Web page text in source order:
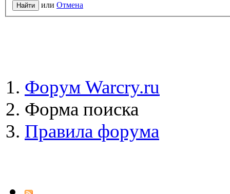
или Отмена
Форум Warcry.ru
Форма поиска
Правила форума